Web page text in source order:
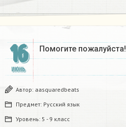
16
ИЮНЬ
Помогите пожалуйста!
Автор: aasquaredbeats
Предмет: Русский язык
Уровень: 5 - 9 класс